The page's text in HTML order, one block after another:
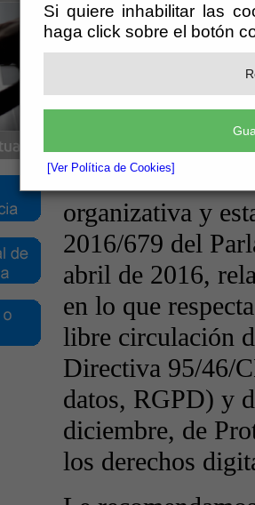
Si quiere inhabilitar las
haga click sobre el botón
[Ver Política de Cookies]